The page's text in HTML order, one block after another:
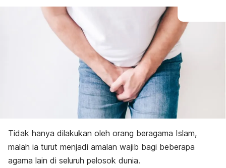
Tidak hanya dilakukan oleh orang beragama Islam,
malah ia turut menjadi amalan wajib bagi beberapa
agama lain di seluruh pelosok dunia.